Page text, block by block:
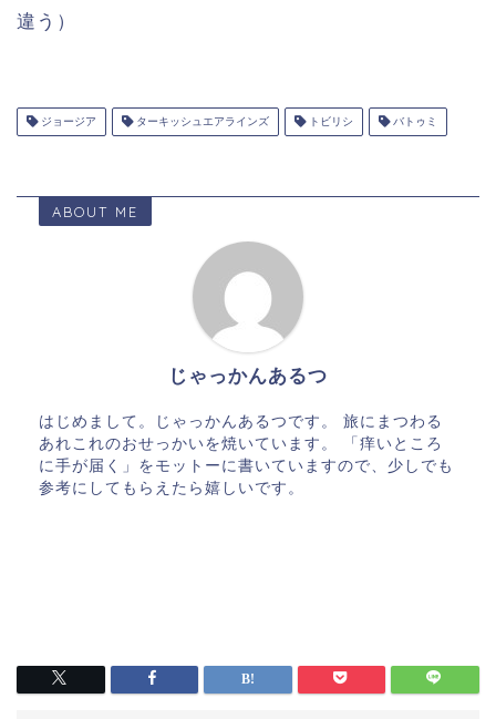
違う）
ジョージア ターキッシュエアラインズ トビリシ バトゥミ
ABOUT ME
じゃっかんあるつ
はじめまして。じゃっかんあるつです。 旅にまつわる
あれこれのおせっかいを焼いています。 「痒いところ
に手が届く」をモットーに書いていますので、少しでも
参考にしてもらえたら嬉しいです。